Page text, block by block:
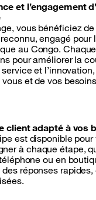
et l’engagement
vous bénéficiez de
engagé pour
au Congo.
pour améliorer la
et
et de vos
client adapté à vos
est disponible pour
à chaque étape,
ou en
réponses